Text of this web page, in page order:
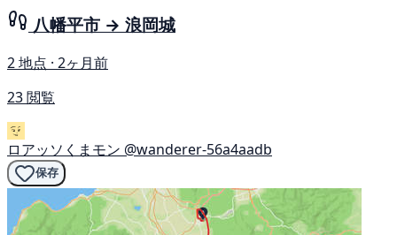
八幡平市 → 浪岡城
2 地点 · 2ヶ月前
23 閲覧
ロアッソくまモン @wanderer-56a4aadb
保存